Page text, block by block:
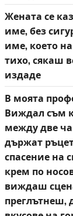
Жената се
име, без
име, което
тихо, сякаш
издаде
В моята
Виждал съм
между две
държат
спасение на
крем по
виждаш
преглътнеш,